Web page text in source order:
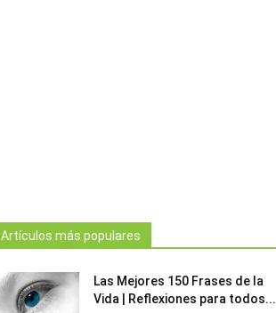
Artículos más populares
Las Mejores 150 Frases de la
Vida | Reflexiones para todos...